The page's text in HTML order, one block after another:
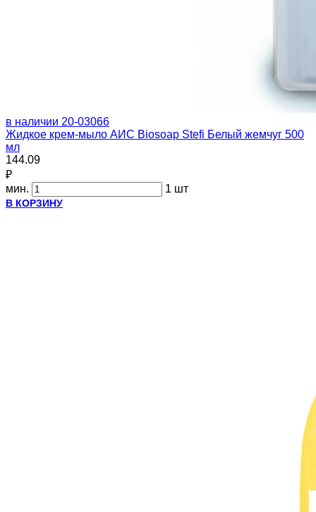
в наличии 20-03066
Жидкое крем-мыло АИС Biosoap Stefi Белый жемчуг 500
мл
144.09
₽
мин.
1 шт
В КОРЗИНУ